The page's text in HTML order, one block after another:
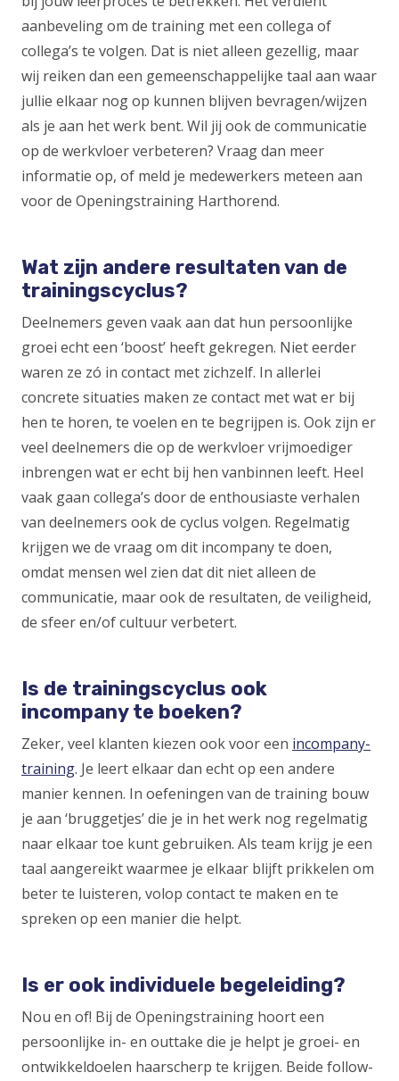
aanbeveling om de training met een collega of
collega’s te volgen. Dat is niet alleen gezellig, maar
wij reiken dan een gemeenschappelijke taal aan waar
jullie elkaar nog op kunnen blijven bevragen/wijzen
als je aan het werk bent. Wil jij ook de communicatie
op de werkvloer verbeteren? Vraag dan meer
informatie op, of meld je medewerkers meteen aan
voor de Openingstraining Harthorend.
Wat zijn andere resultaten van de
trainingscyclus?
Deelnemers geven vaak aan dat hun persoonlijke
groei echt een ‘boost’ heeft gekregen. Niet eerder
waren ze zó in contact met zichzelf. In allerlei
concrete situaties maken ze contact met wat er bij
hen te horen, te voelen en te begrijpen is. Ook zijn er
veel deelnemers die op de werkvloer vrijmoediger
inbrengen wat er echt bij hen vanbinnen leeft. Heel
vaak gaan collega’s door de enthousiaste verhalen
van deelnemers ook de cyclus volgen. Regelmatig
krijgen we de vraag om dit incompany te doen,
omdat mensen wel zien dat dit niet alleen de
communicatie, maar ook de resultaten, de veiligheid,
de sfeer en/of cultuur verbetert.
Is de trainingscyclus ook
incompany te boeken?
Zeker, veel klanten kiezen ook voor een incompany-
training. Je leert elkaar dan echt op een andere
manier kennen. In oefeningen van de training bouw
je aan ‘bruggetjes’ die je in het werk nog regelmatig
naar elkaar toe kunt gebruiken. Als team krijg je een
taal aangereikt waarmee je elkaar blijft prikkelen om
beter te luisteren, volop contact te maken en te
spreken op een manier die helpt.
Is er ook individuele begeleiding?
Nou en of! Bij de Openingstraining hoort een
persoonlijke in- en outtake die je helpt je groei- en
ontwikkeldoelen haarscherp te krijgen. Beide follow-